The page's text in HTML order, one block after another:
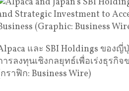
และ SBI Holdings ของ
ารลงทุนเชิงกลยุทธ์เพื่อเร่งธุรกิจ
ราฟิก: Business Wire)